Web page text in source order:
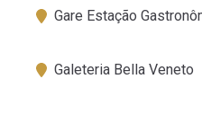
Gare Estação
Galeteria Bella Veneto